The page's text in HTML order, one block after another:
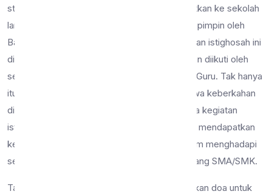
studi peserta didik kelas 9 yang akan melanjutkan ke sekolah
lanjutan (SMA/SMK). Kegiatan Istighosah ini dipimpin oleh
Bapak Muhammad Toha Burhani, S.Pd. Kegiatan istighosah ini
didampingi oleh Bapak Kepala Sekolah, dengan diikuti oleh
seluruh peserta didik kelas 9 serta Bapak/Ibu Guru. Tak hanya
itu kegiatan ini juga diharapkan dapat membawa keberkahan
di lingkungan SMPN 9 Malang. Dengan adanya kegiatan
istighosah ini diharapkan peserta didik kelas 9 mendapatkan
keberkahan, kemudahan, dan kelancaran dalam menghadapi
serangkaian proses untuk melanjutkan ke jenjang SMA/SMK.
Tak lupa Bapak dan Ibu Guru selalu memanjatkan doa untuk